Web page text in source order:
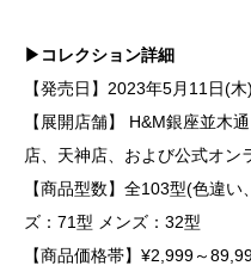
▶コレクション詳細
【発売日】2023年5月11日(木)
【展開店舗】 H&M銀座並木
店、天神店、および公式オン
【商品型数】全103型(色違
ズ：71型 メンズ：32型
【商品価格帯】¥2,999～